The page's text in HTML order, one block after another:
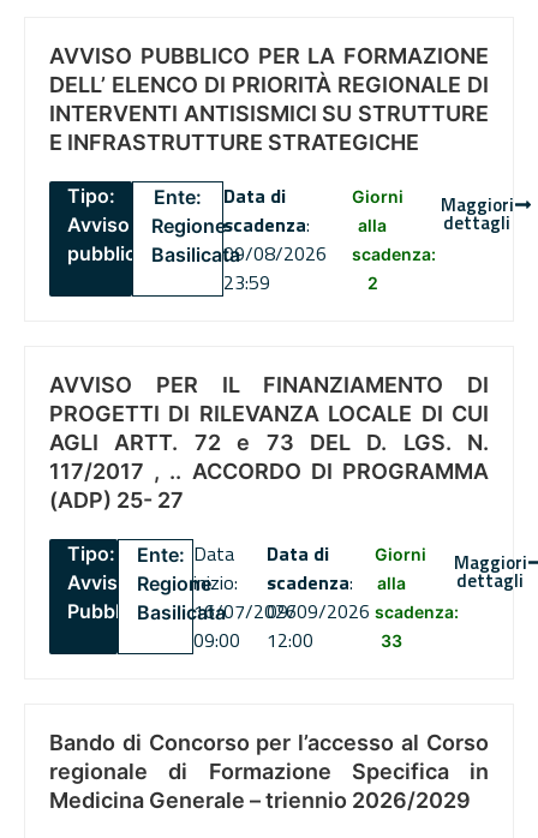
AVVISO PUBBLICO PER LA FORMAZIONE
DELL’ ELENCO DI PRIORITÀ REGIONALE DI
INTERVENTI ANTISISMICI SU STRUTTURE
E INFRASTRUTTURE STRATEGICHE
Tipo:
Avviso
pubblico
Ente:
Regione
Basilicata
Data di
scadenza:
09/08/2026
23:59
Giorni
alla
scadenza:
2
Maggiori
dettagli
AVVISO PER IL FINANZIAMENTO DI
PROGETTI DI RILEVANZA LOCALE DI CUI
AGLI ARTT. 72 e 73 DEL D. LGS. N.
117/2017 , .. ACCORDO DI PROGRAMMA
(ADP) 25- 27
Tipo:
Avviso
Pubblico
Ente:
Regione
Basilicata
Data
inizio:
16/07/2026
09:00
Data di
scadenza:
09/09/2026
12:00
Giorni
alla
scadenza:
33
Maggiori
dettagli
Bando di Concorso per l’accesso al Corso
regionale di Formazione Specifica in
Medicina Generale – triennio 2026/2029